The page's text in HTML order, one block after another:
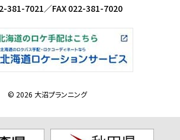
381-7021／FAX 022-381-7020
© 2026 大沼プランニング